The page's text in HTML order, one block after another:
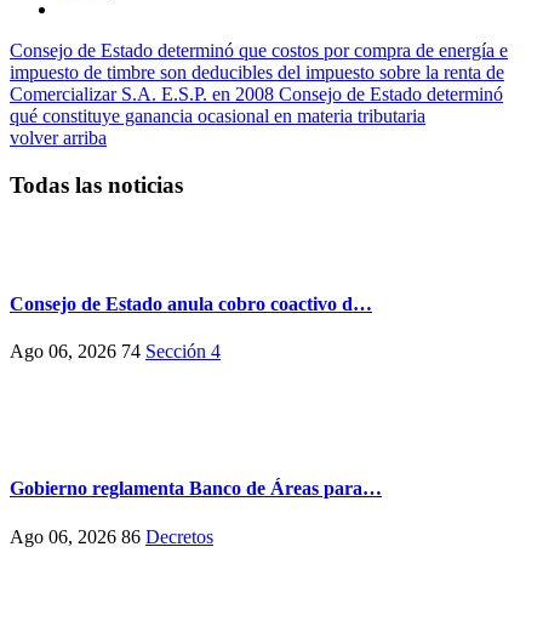
Consejo de Estado determinó que costos por compra de energía e
impuesto de timbre son deducibles del impuesto sobre la renta de
Comercializar S.A. E.S.P. en 2008 Consejo de Estado determinó
qué constituye ganancia ocasional en materia tributaria
volver arriba
Todas las noticias
Consejo de Estado anula cobro coactivo d…
Ago 06, 2026 74 Sección 4
Gobierno reglamenta Banco de Áreas para…
Ago 06, 2026 86 Decretos